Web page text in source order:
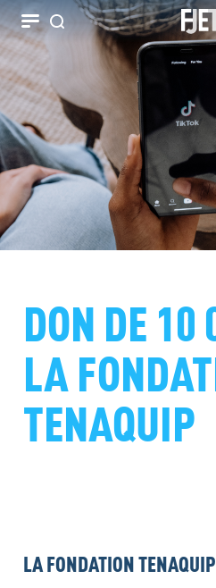
Recherche
DON DE
LA
TENAQUIP
LA FONDATION